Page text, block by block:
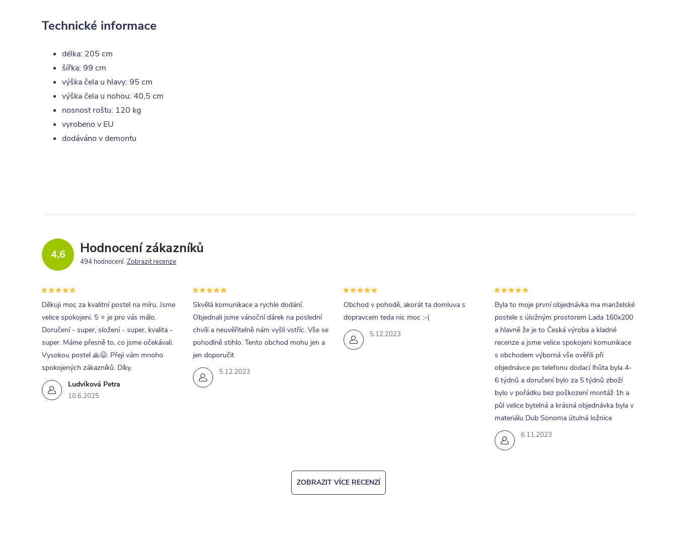
Technické informace
délka: 205 cm
šířka: 99 cm
výška čela u hlavy: 95 cm
výška čela u nohou: 40,5 cm
nosnost roštu: 120 kg
vyrobeno v EU
dodáváno v demontu
4,6 Hodnocení zákazníků
494 hodnocení Zobrazit recenze
Ludvíková Petra
10.6.2025
Děkuji moc za kvalitní postel na míru. Jsme
velice spokojeni. 5 ⭐ je pro vás málo.
Doručení - super, složení - super, kvalita -
super. Máme přesně to, co jsme očekávali.
Vysokou postel 🙏😉. Přeji vám mnoho
spokojených zákazníků. Díky.
5.12.2023
Skvělá komunikace a rychle dodání.
Objednali jsme vánoční dárek na poslední
chvíli a neuvěřitelně nám vyšli vstříc. Vše se
pohodlně stihlo. Tento obchod mohu jen a
jen doporučit
5.12.2023
Obchod v pohodě, akorát ta domluva s
dopravcem teda nic moc :-(
6.11.2023
Byla to moje první objednávka ma manželské
postele s úložným prostorem Lada 160x200
a hlavně že je to Česká výroba a kladné
recenze a jsme velice spokojeni komunikace
s obchodem výborná vše ověřili při
objednávce po telefonu dodací lhůta byla 4-
6 týdnů a doručení bylo za 5 týdnů zboží
bylo v pořádku bez poškození montáž 1h a
půl velice bytelná a krásná objednávka byla v
materiálu Dub Sonoma útulná ložnice
ZOBRAZIT VÍCE RECENZÍ